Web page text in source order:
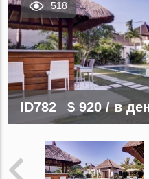
518
ID782 $ 920/ в